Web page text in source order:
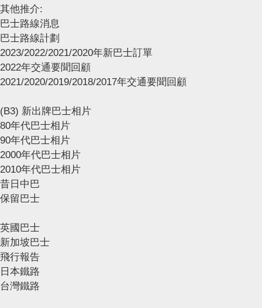
其他推介:
巴士路線消息
巴士路線計劃
2023/2022/2021/2020年新巴士訂單
2022年交通要聞回顧
2021/2020/2019/2018/2017年交通要聞回顧
(B3) 新出牌巴士相片
80年代巴士相片
90年代巴士相片
2000年代巴士相片
2010年代巴士相片
昔日中巴
保留巴士
英國巴士
新加坡巴士
飛行報告
日本鐵路
台灣鐵路